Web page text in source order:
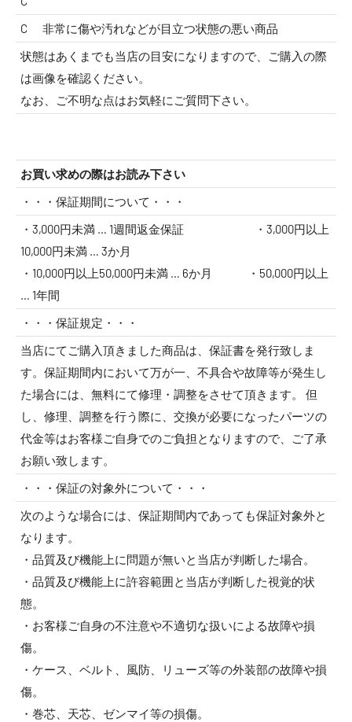
C
非常に傷や汚れなどが目立つ状態の悪い商品
状態はあくまでも当店の目安になりますので、ご購入の際
は画像を確認ください。
なお、ご不明な点はお気軽にご質問下さい。
お買い求めの際はお読み下さい
・・・保証期間について・・・
・3,000円未満 … 1週間返金保証 ・3,000円以上
10,000円未満 … 3か月
・10,000円以上50,000円未満 … 6か月 ・50,000円以上
… 1年間
・・・保証規定・・・
当店にてご購入頂きました商品は、保証書を発行致しま
す。保証期間内において万が一、不具合や故障等が発生し
た場合には、無料にて修理・調整をさせて頂きます。 但
し、修理、調整を行う際に、交換が必要になったパーツの
代金等はお客様ご自身でのご負担となりますので、ご了承
お願い致します。
・・・保証の対象外について・・・
次のような場合には、保証期間内であっても保証対象外と
なります。
・品質及び機能上に問題が無いと当店が判断した場合。
・品質及び機能上に許容範囲と当店が判断した視覚的状
態。
・お客様ご自身の不注意や不適切な扱いによる故障や損
傷。
・ケース、ベルト、風防、リューズ等の外装部の故障や損
傷。
・巻芯、天芯、ゼンマイ等の損傷。